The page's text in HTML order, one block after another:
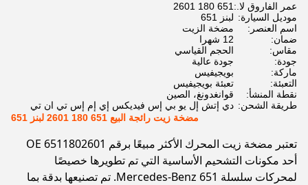
عمر الفاروق لا.: 651 180 2601
موديل السيارة: لبنز 651
اسم العنصر:
مضخة الزيت
ضمان:
12 شهرا
مقاس:
الحجم القياسي
جودة:
جودة عالية
ماركة:
بويجيفيس
التعبئة:
تعبئة بويجيفيس
نقطة المنشأ:
قوانغدونغ، الصين
طريقة الشحن: دي إتش إل يو بي إس فيديكس إي إم إس تي ان تي
مضخة زيت رائجة البيع 651 180 2601 لبنز 651
تعتبر مضخة زيت المحرك الأكثر مبيعًا برقم OE 6511802601
أحد مكونات التشحيم الأساسية التي تم تطويرها خصيصًا
لمحركات سلسلة Mercedes-Benz 651. تم تصنيعها بدقة بما